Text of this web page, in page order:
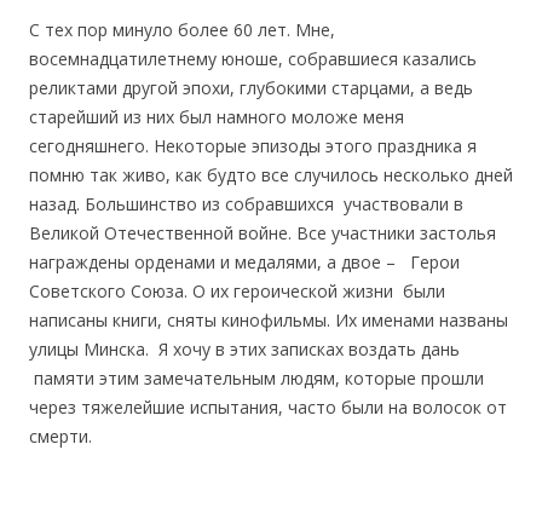
С тех пор минуло более 60 лет. Мне,
восемнадцатилетнему юноше, собравшиеся казались
реликтами другой эпохи, глубокими старцами, а ведь
старейший из них был намного моложе меня
сегодняшнего. Некоторые эпизоды этого праздника я
помню так живо, как будто все случилось несколько дней
назад. Большинство из собравшихся участвовали в
Великой Отечественной войне. Все участники застолья
награждены орденами и медалями, а двое – Герои
Советского Союза. О их героической жизни были
написаны книги, сняты кинофильмы. Их именами названы
улицы Минска. Я хочу в этих записках воздать дань
памяти этим замечательным людям, которые прошли
через тяжелейшие испытания, часто были на волосок от
смерти.